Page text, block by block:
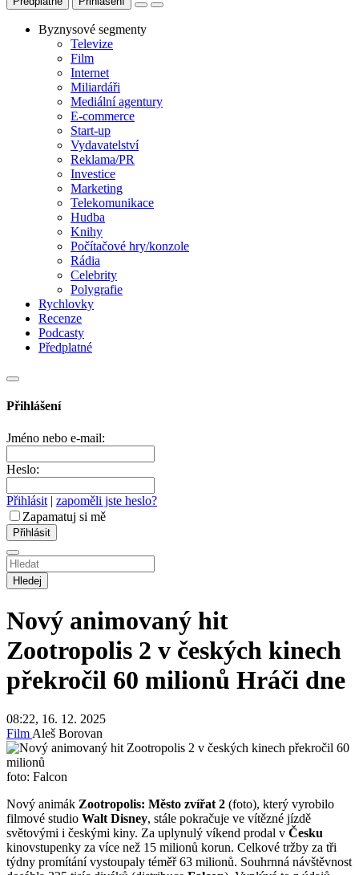
Byznysové segmenty
Televize
Film
Internet
Miliardáři
Mediální agentury
E-commerce
Start-up
Vydavatelství
Reklama/PR
Investice
Marketing
Telekomunikace
Hudba
Knihy
Počítačové hry/konzole
Rádia
Celebrity
Polygrafie
Rychlovky
Recenze
Podcasty
Předplatné
Přihlášení
Jméno nebo e-mail:
Heslo:
Přihlásit | zapoměli jste heslo?
Zapamatuj si mě
Hledej
Nový animovaný hit
Zootropolis 2 v českých kinech
překročil 60 milionů Hráči dne
08:22, 16. 12. 2025
FilmAleš Borovan
foto: Falcon
Nový animák Zootropolis: Město zvířat 2 (foto), který vyrobilo
filmové studio Walt Disney, stále pokračuje ve vítězné jízdě
světovými i českými kiny. Za uplynulý víkend prodal v Česku
kinovstupenky za více než 15 milionů korun. Celkové tržby za tři
týdny promítání vystoupaly téměř 63 milionů. Souhrnná návštěvnost